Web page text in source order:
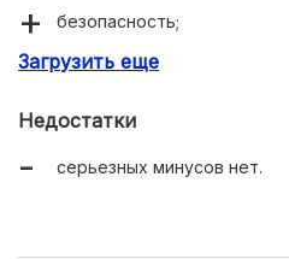
безопасность;
эргономичность;
Загрузить еще
Недостатки
серьезных минусов нет.